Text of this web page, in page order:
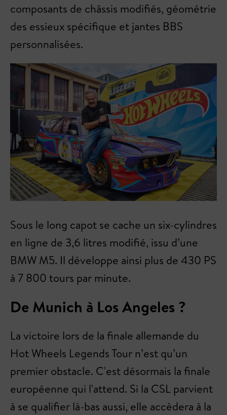
composants de châssis modifiés, géométrie
des essieux spécifique et jantes BBS
personnalisées.
Sous le long capot se cache un six-cylindres
en ligne de 3,6 litres modifié, issu d’une
BMW M5. Il développe ainsi plus de 430 PS
à 7 800 tours par minute.
De Munich à Los Angeles ?
La victoire lors de la finale allemande du
Hot Wheels Legends Tour n’est qu’un
premier obstacle. C'est désormais la finale
européenne qui l'attend. Si la CSL parvient
à se qualifier là-bas aussi, elle accèdera à la